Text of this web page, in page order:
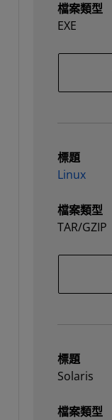
檔案類型
EXE
標題
Linux
檔案類型
TAR/GZIP
標題
Solaris
檔案類型